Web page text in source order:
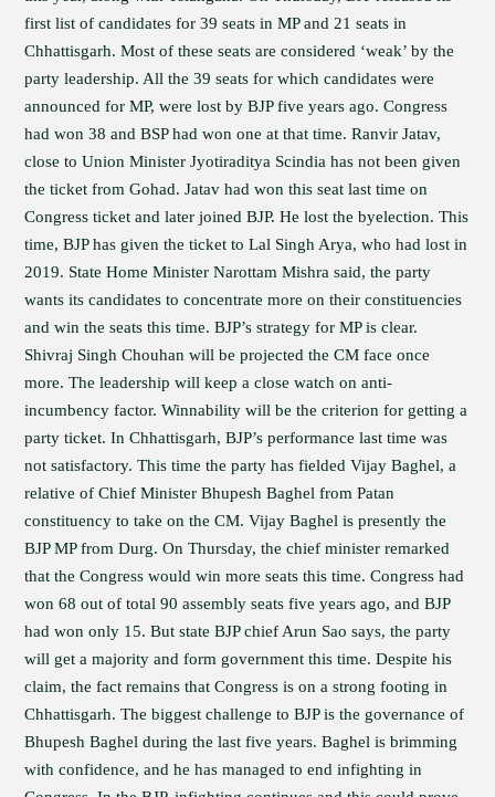
first list of candidates for 39 seats in MP and 21 seats in
Chhattisgarh. Most of these seats are considered ‘weak’ by the
party leadership. All the 39 seats for which candidates were
announced for MP, were lost by BJP five years ago. Congress
had won 38 and BSP had won one at that time. Ranvir Jatav,
close to Union Minister Jyotiraditya Scindia has not been given
the ticket from Gohad. Jatav had won this seat last time on
Congress ticket and later joined BJP. He lost the byelection. This
time, BJP has given the ticket to Lal Singh Arya, who had lost in
2019. State Home Minister Narottam Mishra said, the party
wants its candidates to concentrate more on their constituencies
and win the seats this time. BJP’s strategy for MP is clear.
Shivraj Singh Chouhan will be projected the CM face once
more. The leadership will keep a close watch on anti-
incumbency factor. Winnability will be the criterion for getting a
party ticket. In Chhattisgarh, BJP’s performance last time was
not satisfactory. This time the party has fielded Vijay Baghel, a
relative of Chief Minister Bhupesh Baghel from Patan
constituency to take on the CM. Vijay Baghel is presently the
BJP MP from Durg. On Thursday, the chief minister remarked
that the Congress would win more seats this time. Congress had
won 68 out of total 90 assembly seats five years ago, and BJP
had won only 15. But state BJP chief Arun Sao says, the party
will get a majority and form government this time. Despite his
claim, the fact remains that Congress is on a strong footing in
Chhattisgarh. The biggest challenge to BJP is the governance of
Bhupesh Baghel during the last five years. Baghel is brimming
with confidence, and he has managed to end infighting in